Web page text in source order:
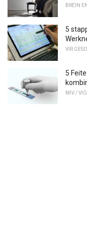
BREIN
5
VIR
5
MIV /